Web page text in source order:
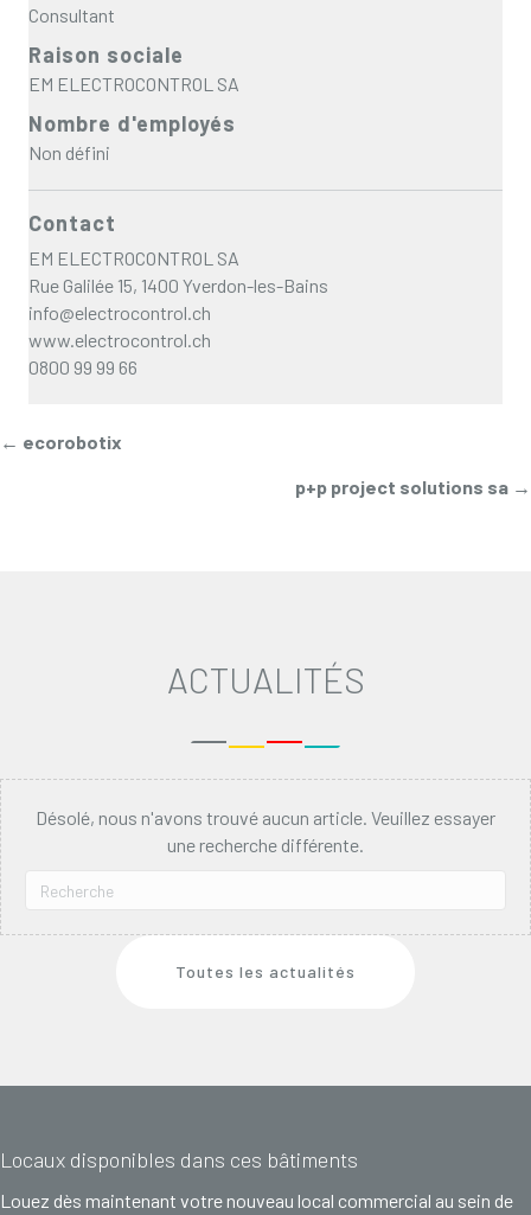
Consultant
Raison sociale
EM ELECTROCONTROL SA
Nombre d'employés
Non défini
Contact
EM ELECTROCONTROL SA
Rue Galilée 15, 1400 Yverdon-les-Bains
info@electrocontrol.ch
www.electrocontrol.ch
0800 99 99 66
Posts
← ecorobotix
p+p project solutions sa →
ACTUALITÉS
Désolé, nous n'avons trouvé aucun article. Veuillez essayer
une recherche différente.
Toutes les actualités
Locaux disponibles dans ces bâtiments
Louez dès maintenant votre nouveau local commercial au sein de